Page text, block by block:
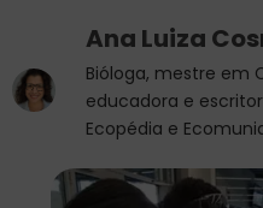
Ana Luiza
Bióloga, mestre em
educadora e
Ecopédia e